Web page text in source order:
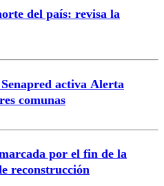
del país: revisa la
activa Alerta
comunas
por el fin de la
reconstrucción